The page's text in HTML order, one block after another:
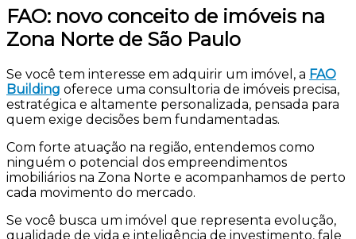
FAO: novo conceito de imóveis na
Zona Norte de São Paulo
Se você tem interesse em adquirir um imóvel, a FAO
Building oferece uma consultoria de imóveis precisa,
estratégica e altamente personalizada, pensada para
quem exige decisões bem fundamentadas.
Com forte atuação na região, entendemos como
ninguém o potencial dos empreendimentos
imobiliários na Zona Norte e acompanhamos de perto
cada movimento do mercado.
Se você busca um imóvel que representa evolução,
qualidade de vida e inteligência de investimento, fale